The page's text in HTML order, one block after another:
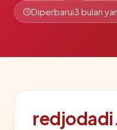
Diperbarui3 bulan